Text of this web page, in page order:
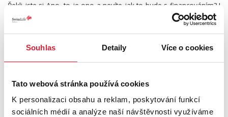
Souhlas Detaily Více o cookies
Tato webová stránka používá cookies
K personalizaci obsahu a reklam, poskytování funkcí
sociálních médií a analýze naší návštěvnosti využíváme
Řekli jste si Ano, to je ono a nevíte jak to bude s financováním? I
tady pro Vás mám řešení skrze vlastní finanční konzultanty.
Swiss Life Select a.s. Vám nabízí možnost vypracování
požadavků a možností. Díky exkluzivním podmínkám u finančních
institucí, perfektní znalosti trhu a kvalitnímu klientskému servisu
Vaší nemovitosti a pomůžu vyřídit veškeré náležitosti naprosto
bezplatně.